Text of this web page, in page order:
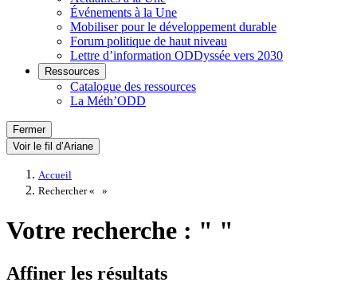
Événements à la Une
Mobiliser pour le développement durable
Forum politique de haut niveau
Lettre d’information ODDyssée vers 2030
Ressources
Catalogue des ressources
La Méth’ODD
Fermer
Voir le fil d’Ariane
Accueil
Rechercher «
»
Votre recherche : " "
Affiner les résultats